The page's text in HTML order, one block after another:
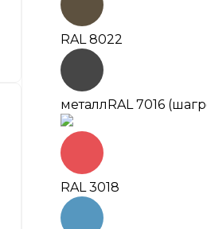
RAL 8022
металлRAL 7016
RAL 3018